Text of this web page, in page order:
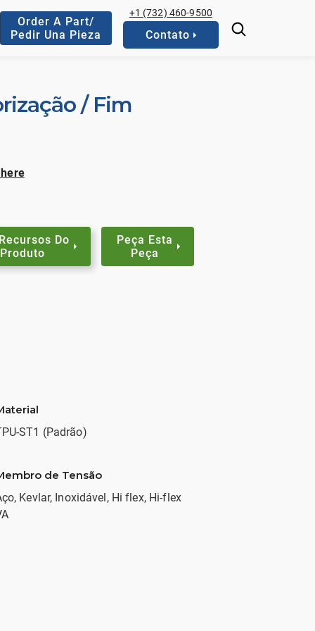
Order A Part/
Pedir Una Pieza
+1 (732) 460-9500
Contato
/ Fim
Do
Produto
Peça Esta
Peça
ST1 (Padrão)
de Tensão
Kevlar, Inoxidável, Hi flex, Hi-flex